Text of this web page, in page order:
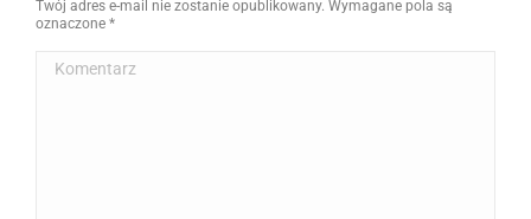
Twój adres e-mail nie zostanie opublikowany. Wymagane pola są
oznaczone *
Komentarz